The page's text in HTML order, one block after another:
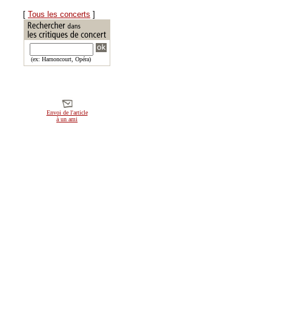
[ Tous les concerts ]
(ex: Harnoncourt, Opéra)
Envoi de l'article
à un ami